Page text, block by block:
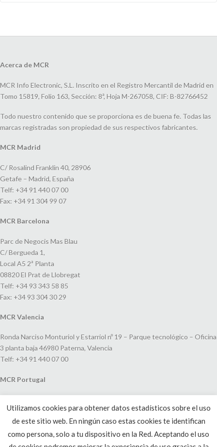
Acerca de MCR
MCR Info Electronic, S.L. Inscrito en el Registro Mercantil de Madrid en
Tomo 15819, Folio 163, Sección: 8ª, Hoja M-267058, CIF: B-82766452
Todo nuestro contenido que se proporciona es de buena fe. Todas las
marcas registradas son propiedad de sus respectivos fabricantes.
MCR Madrid
C/ Rosalind Franklin 40, 28906
Getafe – Madrid, España
Telf: +34 91 440 07 00
Fax: +34 91 304 99 07
MCR Barcelona
Parc de Negocis Mas Blau
C/ Bergueda 1,
Local A5 2ª Planta
08820 El Prat de Llobregat
Telf: +34 93 343 58 85
Fax: +34 93 304 30 29
MCR Valencia
Ronda Narciso Monturiol y Estarriol nº 19 – Parque tecnológico – Oficina
3 planta baja 46980 Paterna, Valencia
Telf: +34 91 440 07 00
MCR Portugal
João V, 24
1250-091 Lisboa, Portugal
Telf: +351 220 993 033
Utilizamos cookies para obtener datos estadísticos sobre el uso
de este sitio web. En ningún caso estas cookies te identifican
como persona, solo a tu dispositivo en la Red. Aceptando el uso